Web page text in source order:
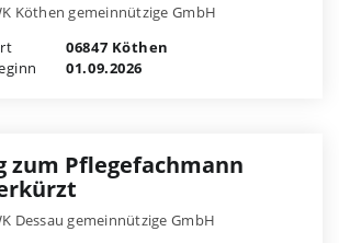
Köthen gemeinnützige GmbH
06847 Köthen
01.09.2026
zum Pflegefachmann
Dessau gemeinnützige GmbH